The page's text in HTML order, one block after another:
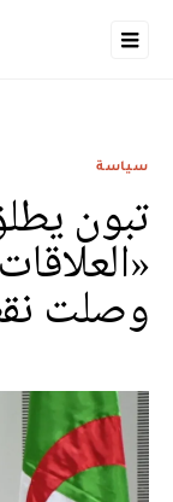
سياسة
تبون
وصلت